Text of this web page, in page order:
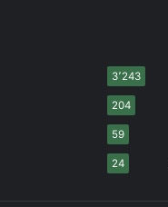
3٬243
204
59
24